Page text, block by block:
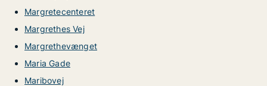
Margretecenteret
Margrethes Vej
Margrethevænget
Maria Gade
Maribovej